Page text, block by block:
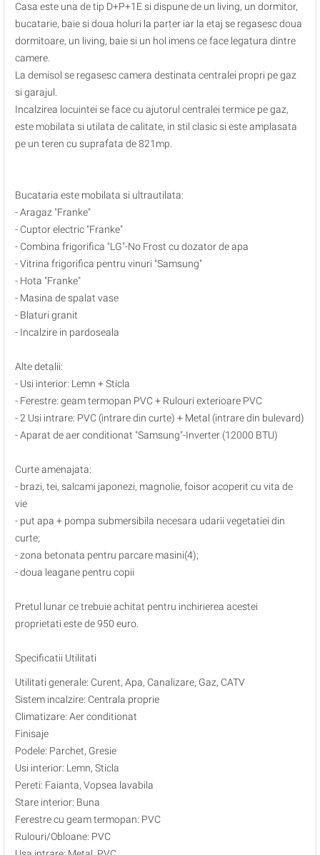
Casa este una de tip D+P+1E si dispune de un living, un dormitor,
bucatarie, baie si doua holuri la parter iar la etaj se regasesc doua
dormitoare, un living, baie si un hol imens ce face legatura dintre
camere.
La demisol se regasesc camera destinata centralei propri pe gaz
si garajul.
Incalzirea locuintei se face cu ajutorul centralei termice pe gaz,
este mobilata si utilata de calitate, in stil clasic si este amplasata
pe un teren cu suprafata de 821mp.
Bucataria este mobilata si ultrautilata:
- Aragaz "Franke"
- Cuptor electric "Franke"
- Combina frigorifica "LG"-No Frost cu dozator de apa
- Vitrina frigorifica pentru vinuri "Samsung"
- Hota "Franke"
- Masina de spalat vase
- Blaturi granit
- Incalzire in pardoseala
Alte detalii:
- Usi interior: Lemn + Sticla
- Ferestre: geam termopan PVC + Rulouri exterioare PVC
- 2 Usi intrare: PVC (intrare din curte) + Metal (intrare din bulevard)
- Aparat de aer conditionat "Samsung"-Inverter (12000 BTU)
Curte amenajata:
- brazi, tei, salcami japonezi, magnolie, foisor acoperit cu vita de
vie
- put apa + pompa submersibila necesara udarii vegetatiei din
curte;
- zona betonata pentru parcare masini(4);
- doua leagane pentru copii
Pretul lunar ce trebuie achitat pentru inchirierea acestei
proprietati este de 950 euro.
Specificatii Utilitati
Utilitati generale: Curent, Apa, Canalizare, Gaz, CATV
Sistem incalzire: Centrala proprie
Climatizare: Aer conditionat
Finisaje
Podele: Parchet, Gresie
Usi interior: Lemn, Sticla
Pereti: Faianta, Vopsea lavabila
Stare interior: Buna
Ferestre cu geam termopan: PVC
Rulouri/Obloane: PVC